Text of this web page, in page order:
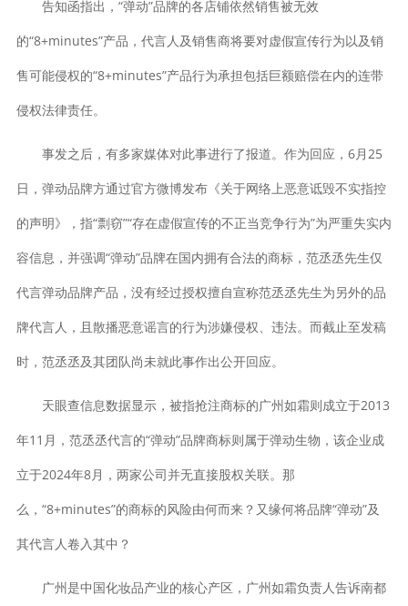
告知函指出，“弹动”品牌的各店铺依然销售被无效
的“8+minutes”产品，代言人及销售商将要对虚假宣传行为以及销
售可能侵权的“8+minutes”产品行为承担包括巨额赔偿在内的连带
侵权法律责任。
事发之后，有多家媒体对此事进行了报道。作为回应，6月25
日，弹动品牌方通过官方微博发布《关于网络上恶意诋毁不实指控
的声明》，指“剽窃”“存在虚假宣传的不正当竞争行为”为严重失实内
容信息，并强调“弹动”品牌在国内拥有合法的商标，范丞丞先生仅
代言弹动品牌产品，没有经过授权擅自宣称范丞丞先生为另外的品
牌代言人，且散播恶意谣言的行为涉嫌侵权、违法。而截止至发稿
时，范丞丞及其团队尚未就此事作出公开回应。
天眼查信息数据显示，被指抢注商标的广州如霜则成立于2013
年11月，范丞丞代言的“弹动”品牌商标则属于弹动生物，该企业成
立于2024年8月，两家公司并无直接股权关联。那
么，“8+minutes”的商标的风险由何而来？又缘何将品牌“弹动”及
其代言人卷入其中？
广州是中国化妆品产业的核心产区，广州如霜负责人告诉南都